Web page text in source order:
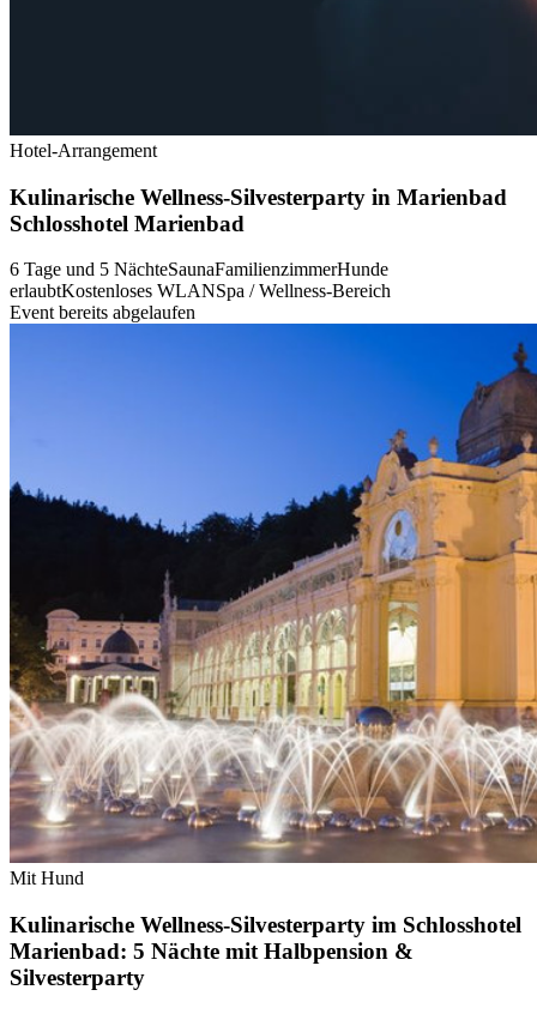
Hotel-Arrangement
Kulinarische Wellness-Silvesterparty in Marienbad
Schlosshotel Marienbad
6 Tage und 5 NächteSaunaFamilienzimmerHunde
erlaubtKostenloses WLANSpa / Wellness-Bereich
Event bereits abgelaufen
Mit Hund
Kulinarische Wellness-Silvesterparty im Schlosshotel
Marienbad: 5 Nächte mit Halbpension &
Silvesterparty